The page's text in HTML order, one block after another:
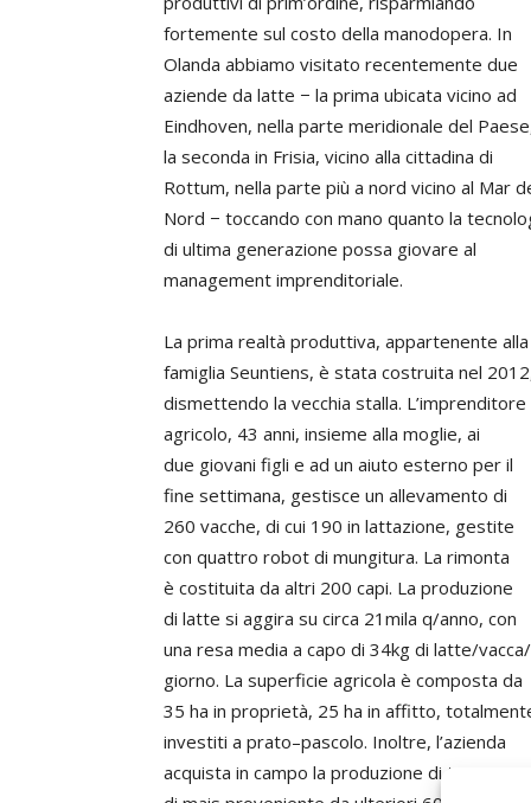
fortemente sul costo della manodopera. In
Olanda abbiamo visitato recentemente due
aziende da latte − la prima ubicata vicino ad
Eindhoven, nella parte meridionale del
la seconda in Frisia, vicino alla cittadina di
Rottum, nella parte più a nord vicino al Mar
Nord − toccando con mano quanto la
di ultima generazione possa giovare al
management imprenditoriale.
La prima realtà produttiva, appartenente alla
famiglia Seuntiens, è stata costruita nel
dismettendo la vecchia stalla. L’imprenditore
agricolo, 43 anni, insieme alla moglie, ai
due giovani figli e ad un aiuto esterno per il
fine settimana, gestisce un allevamento di
260 vacche, di cui 190 in lattazione, gestite
con quattro robot di mungitura. La rimonta
è costituita da altri 200 capi. La produzione
di latte si aggira su circa 21mila q/anno, con
una resa media a capo di 34kg di latte/vacca/
giorno. La superficie agricola è composta da
35 ha in proprietà, 25 ha in affitto,
investiti a prato–pascolo. Inoltre, l’azienda
acquista in campo la produzione di trinciato